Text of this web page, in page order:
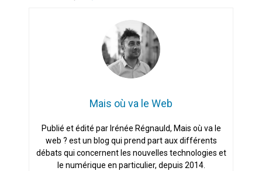
La vaste blague du macronisme
crypto-spatial
Mais où va le Web
Publié et édité par Irénée Régnauld, Mais où va le
web ? est un blog qui prend part aux différents
débats qui concernent les nouvelles technologies et
le numérique en particulier, depuis 2014.